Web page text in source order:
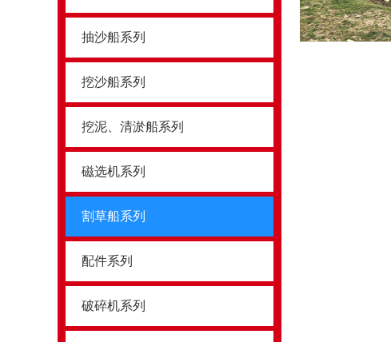
抽沙船系列
挖沙船系列
挖泥、清淤船系列
磁选机系列
割草船系列
配件系列
破碎机系列